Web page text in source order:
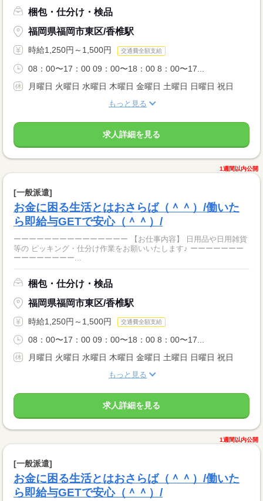
梱包・仕分け・検品
福岡県福岡市東区/香椎駅
時給1,250円～1,500円 交通費全額支給
08：00〜17：00 09：00〜18：00 8：00〜17...
月曜日 火曜日 水曜日 木曜日 金曜日 土曜日 日曜日 祝日
もっと見る
求人詳細を見る
1週間以内公開
[一般派遣]
お金に困る生活とはおさらば（＾＾）/働いた
ら即給与GETで安心（＾＾）/
ーーーーーーーーーーーーーーー 【お仕事内容】 日用品や日用雑貨
等の ピッキング・仕分け作業をお願いいたします♪ ーーーーーーー
ーーーーーーーー...
梱包・仕分け・検品
福岡県福岡市東区/香椎駅
時給1,250円～1,500円 交通費全額支給
08：00〜17：00 09：00〜18：00 8：00〜17...
月曜日 火曜日 水曜日 木曜日 金曜日 土曜日 日曜日 祝日
もっと見る
求人詳細を見る
1週間以内公開
[一般派遣]
お金に困る生活とはおさらば（＾＾）/働いた
ら即給与GETで安心（＾＾）/